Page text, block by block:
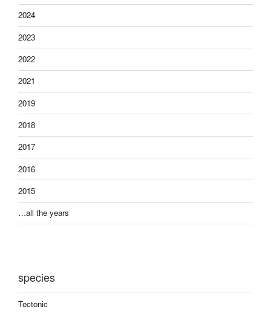
2024
2023
2022
2021
2019
2018
2017
2016
2015
…all the years
species
Tectonic